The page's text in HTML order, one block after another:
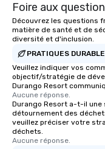
Foire aux
Découvrez les questions
matière de santé et de
diversité et d'inclusion.
PRATIQUES
Veuillez indiquer vos
objectif/stratégie de
Durango Resort
Aucune réponse.
Durango Resort a-t-il
détournement des
veuillez préciser votre
déchets.
Aucune réponse.